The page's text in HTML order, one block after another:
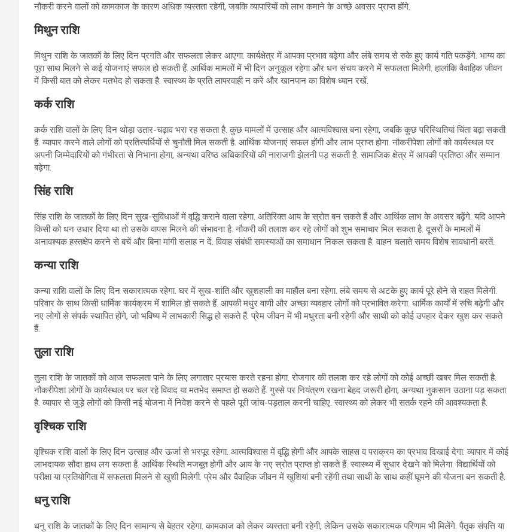
नौकरी करने वालों को कामकाज के कारण अधिक व्यस्तता रहेगी, जबकि व्यापारियों को लाभ कमाने के अच्छे अवसर प्राप्त होंगे.
मिथुन राशि
मिथुन राशि के जातकों के लिए दिन प्रगति और सफलता लेकर आएगा. कार्यक्षेत्र में आपका प्रभाव बढ़ेगा और लंबे समय से रुके हुए कार्य गति पकड़ेंगे. भाग्य का
पूरा साथ मिलने से कई योजनाएं सफल हो सकती हैं. आर्थिक मामलों में भी दिन अनुकूल रहेगा और धन संचय करने में सफलता मिलेगी. हालांकि वैवाहिक जीवन
में किसी बात को लेकर मतभेद हो सकता है. स्वास्थ्य के प्रति लापरवाही न करें और खानपान का विशेष ध्यान रखें.
कर्क राशि
कर्क राशि वालों के लिए दिन थोड़ा उतार-चढ़ाव भरा रह सकता है. कुछ मामलों में उत्साह और आत्मविश्वास बना रहेगा, जबकि कुछ परिस्थितियां चिंता बढ़ा सकती
हैं. व्यापार करने वाले लोगों को प्रतिस्पर्धियों से चुनौती मिल सकती है. आर्थिक योजनाएं सफल होंगी और लाभ प्राप्त होगा. नौकरीपेशा लोगों को कार्यस्थल पर
अपनी जिम्मेदारियों को गंभीरता से निभाना होगा, अन्यथा वरिष्ठ अधिकारियों की नाराजगी झेलनी पड़ सकती है. सामाजिक क्षेत्र में आपकी प्रतिष्ठा और सम्मान
बढ़ेगा.
सिंह राशि
सिंह राशि के जातकों के लिए दिन सुख-सुविधाओं में वृद्धि कराने वाला रहेगा. अतिरिक्त आय के स्रोत बन सकते हैं और आर्थिक लाभ के अवसर बढ़ेंगे. यदि आपने
किसी को धन उधार दिया था तो उसके वापस मिलने की संभावना है. नौकरी की तलाश कर रहे लोगों को शुभ समाचार मिल सकता है. दूसरों के मामलों में
अनावश्यक हस्तक्षेप करने से बचें और बिना मांगी सलाह न दें. विवाह संबंधी समस्याओं का समाधान निकल सकता है. वाहन चलाते समय विशेष सावधानी बरतें.
कन्या राशि
कन्या राशि वालों के लिए दिन सकारात्मक रहेगा. घर में सुख-शांति और खुशहाली का माहौल बना रहेगा. लंबे समय से अटके हुए कार्य पूरे होने से राहत मिलेगी.
परिवार के साथ किसी धार्मिक कार्यक्रम में शामिल हो सकते हैं. आपकी मधुर वाणी और अच्छा व्यवहार लोगों को प्रभावित करेगा. धार्मिक कार्यों में रुचि बढ़ेगी और
नए लोगों से संपर्क स्थापित होंगे, जो भविष्य में लाभकारी सिद्ध हो सकते हैं. प्रेम जीवन में भी मधुरता बनी रहेगी और साथी को कोई उपहार देकर खुश कर सकते
हैं.
तुला राशि
तुला राशि के जातकों को आज सफलता पाने के लिए लगातार प्रयास करते रहना होगा. रोजगार की तलाश कर रहे लोगों को कोई अच्छी खबर मिल सकती है.
नौकरीपेशा लोगों के कार्यस्थल पर चल रहे विवाद या मतभेद समाप्त हो सकते हैं. गुस्से पर नियंत्रण रखना बेहद जरूरी होगा, अन्यथा नुकसान उठाना पड़ सकता
है. व्यापार से जुड़े लोगों को किसी नई योजना में निवेश करने से पहले पूरी जांच-पड़ताल करनी चाहिए. स्वास्थ्य को लेकर भी सतर्क रहने की आवश्यकता है.
वृश्चिक राशि
वृश्चिक राशि वालों के लिए दिन उत्साह और ऊर्जा से भरपूर रहेगा. आत्मविश्वास में वृद्धि होगी और आपके साहस व पराक्रम का प्रभाव दिखाई देगा. व्यापार में कोई
लाभदायक सौदा हाथ लग सकता है. आर्थिक स्थिति मजबूत होगी और आय के नए स्रोत प्राप्त हो सकते हैं. स्वास्थ्य में सुधार देखने को मिलेगा. विद्यार्थियों को
परीक्षा या प्रतियोगिता में सफलता मिलने से खुशी मिलेगी. प्रेम और वैवाहिक जीवन में खुशियां बनी रहेंगी तथा साथी के साथ कहीं घूमने की योजना बन सकती है.
धनु राशि
धनु राशि के जातकों के लिए दिन सामान्य से बेहतर रहेगा. कामकाज को लेकर व्यस्तता बनी रहेगी, लेकिन उसके सकारात्मक परिणाम भी मिलेंगे. पैतृक संपत्ति या